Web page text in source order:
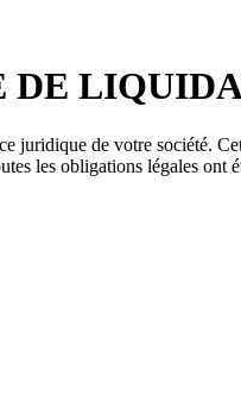
DE
de votre société.
les obligations légales